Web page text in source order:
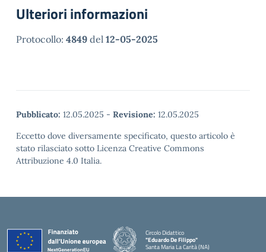
Ulteriori informazioni
Protocollo: 4849 del 12-05-2025
Pubblicato: 12.05.2025 - Revisione: 12.05.2025
Eccetto dove diversamente specificato, questo articolo è
stato rilasciato sotto Licenza Creative Commons
Attribuzione 4.0 Italia.
Circolo Didattico
"Eduardo De Filippo"
Santa Maria La Carità (NA)